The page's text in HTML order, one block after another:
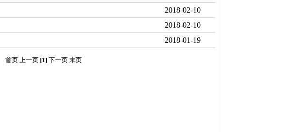
2018-02-10
2018-02-10
2018-01-19
首页 上一页 [1]下一页 末页